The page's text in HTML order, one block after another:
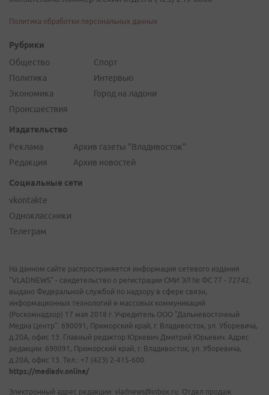
Политика обработки персональных данных
Рубрики
Общество
Политика
Экономика
Происшествия
Спорт
Интервью
Город на ладони
Издательство
Реклама
Редакция
Архив газеты "Владивосток"
Архив новостей
Социальные сети
vkontakte
Одноклассники
Телеграм
На данном сайте распространяется информация сетевого издания
"VLADNEWS" - свидетельство о регистрации СМИ ЭЛ № ФС 77 - 72742,
выдано Федеральной службой по надзору в сфере связи,
информационных технологий и массовых коммуникаций
(Роскомнадзор) 17 мая 2018 г. Учредитель ООО "Дальневосточный
Медиа Центр". 690091, Приморский край, г. Владивосток, ул. Уборевича,
д.20А, офис 13. Главный редактор Юркевич Дмитрий Юрьевич. Адрес
редакции: 690091, Приморский край, г. Владивосток, ул. Уборевича,
д.20А, офис 13. Тел.: +7 (423) 2-415-600.
https://mediadv.online/
Электронный адрес редакции: vladnews@inbox.ru. Отдел продаж